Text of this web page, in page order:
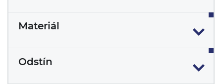
Materiál
Odstín